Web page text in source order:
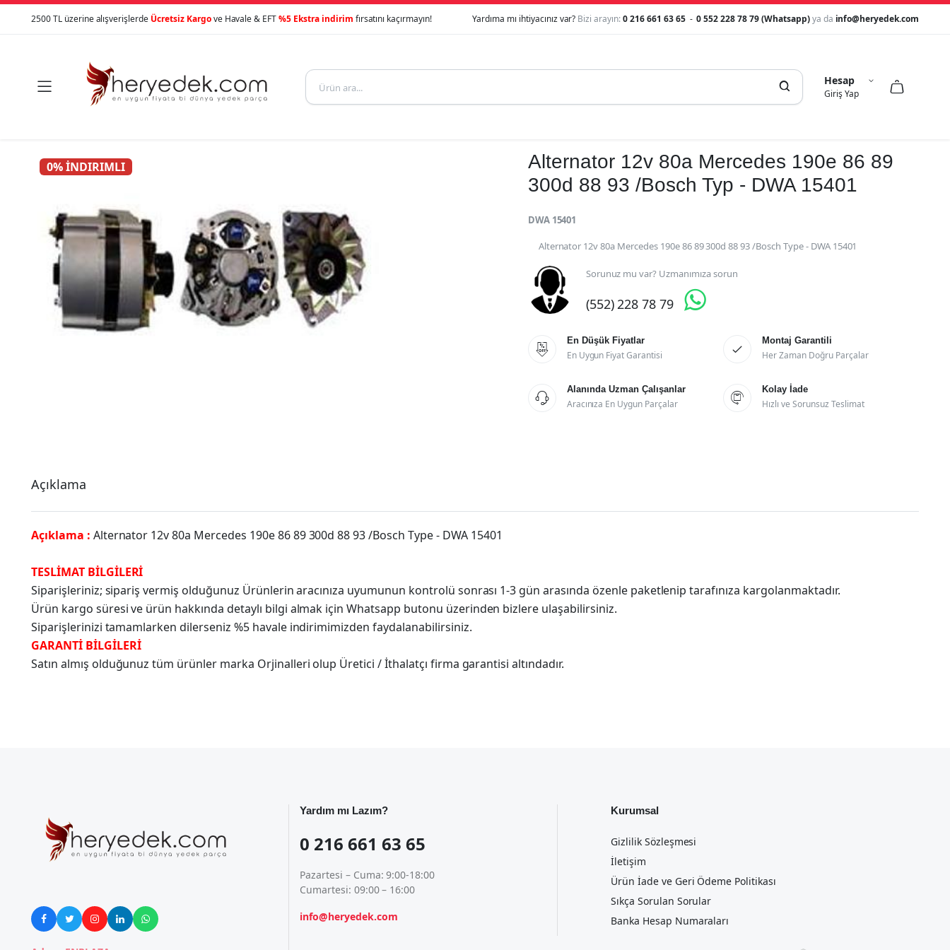
2500 TL üzerine alışverişlerde Ücretsiz Kargove Havale & EFT%5 Ekstra indirim fırsatını kaçırmayın! Yardıma mı ihtiyacınız var? Bizi arayın:0 216 661 63 65 -0 552 228 78 79 (Whatsapp)ya da info@heryedek.com
  Hesap
Giriş Yap
 
0% İNDIRIMLI
Alternator 12v 80a Mercedes 190e 86 89
300d 88 93 /Bosch Typ - DWA 15401
DWA 15401
Alternator 12v 80a Mercedes 190e 86 89 300d 88 93 /Bosch Type - DWA 15401
Sorunuz mu var? Uzmanımıza sorun
(552) 228 78 79 

En Düşük Fiyatlar
En Uygun Fiyat Garantisi 
Montaj Garantili
Her Zaman Doğru Parçalar

Alanında Uzman Çalışanlar
Aracınıza En Uygun Parçalar 
Kolay İade
Hızlı ve Sorunsuz Teslimat
Açıklama
Açıklama : Alternator 12v 80a Mercedes 190e 86 89 300d 88 93 /Bosch Type - DWA 15401
TESLİMAT BİLGİLERİ
Siparişleriniz; sipariş vermiş olduğunuz Ürünlerin aracınıza uyumunun kontrolü sonrası 1-3 gün arasında özenle paketlenip tarafınıza kargolanmaktadır.
Ürün kargo süresi ve ürün hakkında detaylı bilgi almak için Whatsapp butonu üzerinden bizlere ulaşabilirsiniz.
Siparişlerinizi tamamlarken dilerseniz %5 havale indirimimizden faydalanabilirsiniz.
GARANTİ BİLGİLERİ
Satın almış olduğunuz tüm ürünler marka Orjinalleri olup Üretici / İthalatçı firma garantisi altındadır.
    
Yardım mı Lazım?
0 216 661 63 65
Pazartesi – Cuma: 9:00-18:00
Cumartesi: 09:00 – 16:00
info@heryedek.com
Kurumsal
Gizlilik Sözleşmesi
İletişim
Ürün İade ve Geri Ödeme Politikası
Sıkça Sorulan Sorular
Banka Hesap Numaraları